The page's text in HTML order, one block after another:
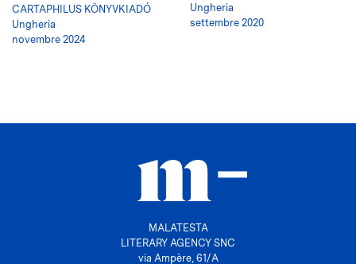
CARTAPHILUS KÖNYVKIADÓ
Ungheria
novembre 2024
Ungheria
settembre 2020
MALATESTA
LITERARY AGENCY SNC
via Ampère, 61/A